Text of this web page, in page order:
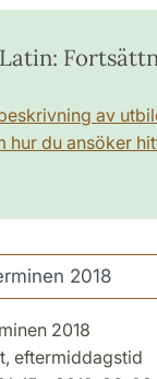
av
hur du ansöker
2018
eftermiddagstid